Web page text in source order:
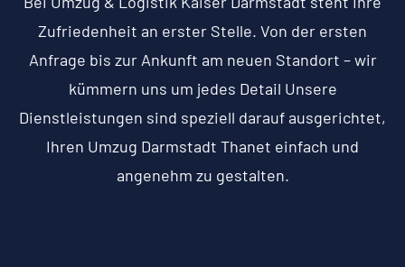
Zufriedenheit an erster Stelle. Von der ersten
Anfrage bis zur Ankunft am neuen Standort – wir
kümmern uns um jedes Detail Unsere
Dienstleistungen sind speziell darauf ausgerichtet,
Ihren Umzug Darmstadt Thanet einfach und
angenehm zu gestalten.